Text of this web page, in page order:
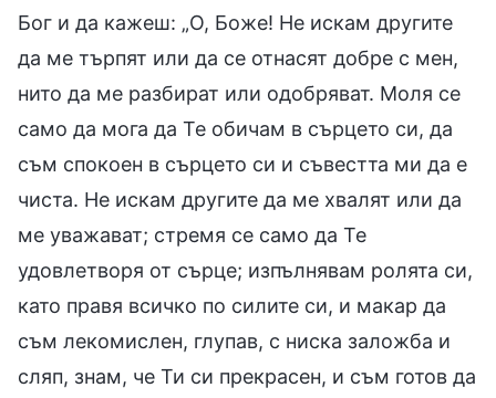
Бог и да кажеш: „О, Боже! Не искам другите
да ме търпят или да се отнасят добре с мен,
нито да ме разбират или одобряват. Моля се
само да мога да Те обичам в сърцето си, да
съм спокоен в сърцето си и съвестта ми да е
чиста. Не искам другите да ме хвалят или да
ме уважават; стремя се само да Те
удовлетворя от сърце; изпълнявам ролята си,
като правя всичко по силите си, и макар да
съм лекомислен, глупав, с ниска заложба и
сляп, знам, че Ти си прекрасен, и съм готов да